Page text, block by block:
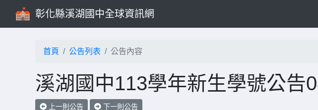
彰化縣溪湖國中全球資訊網
首頁 公告列表 公告內容
溪湖國中113學年新生學號公告
上一則公告 下一則公告